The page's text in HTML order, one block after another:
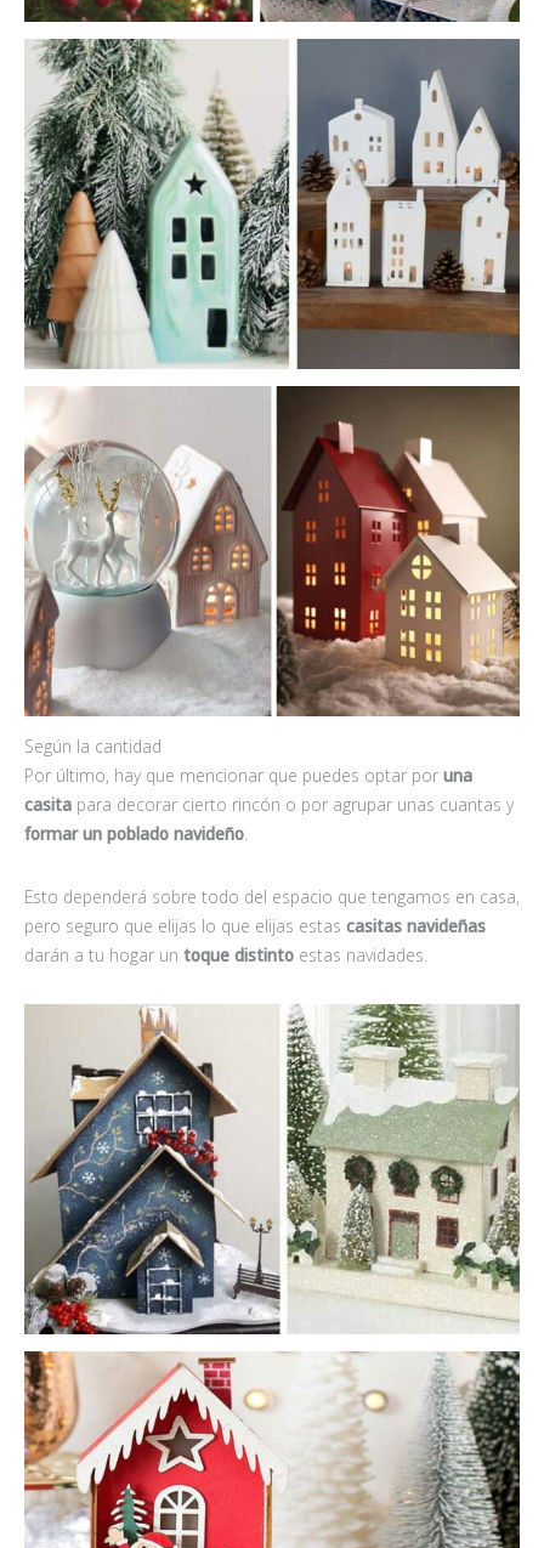
Según la cantidad
Por último, hay que mencionar que puedes optar por una
casita para decorar cierto rincón o por agrupar unas cuantas y
formar un poblado navideño.
Esto dependerá sobre todo del espacio que tengamos en casa,
pero seguro que elijas lo que elijas estas casitas navideñas
darán a tu hogar un toque distinto estas navidades.